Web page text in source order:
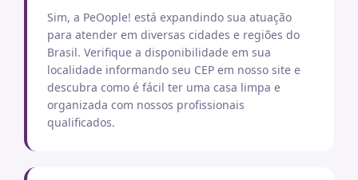
Sim, a PeOople! está expandindo sua atuação
para atender em diversas cidades e regiões do
Brasil. Verifique a disponibilidade em sua
localidade informando seu CEP em nosso site e
descubra como é fácil ter uma casa limpa e
organizada com nossos profissionais
qualificados.